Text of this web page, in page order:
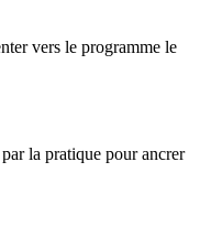
vers le programme le
la pratique pour ancrer